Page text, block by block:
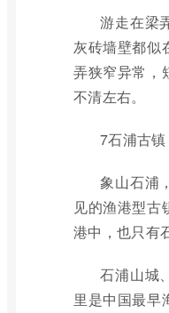
游走在梁
灰砖墙壁都似
弄狭窄异常，
不清左右。
7石浦古镇
象山石浦
见的渔港型古
港中，也只有
石浦山城
里是中国最早